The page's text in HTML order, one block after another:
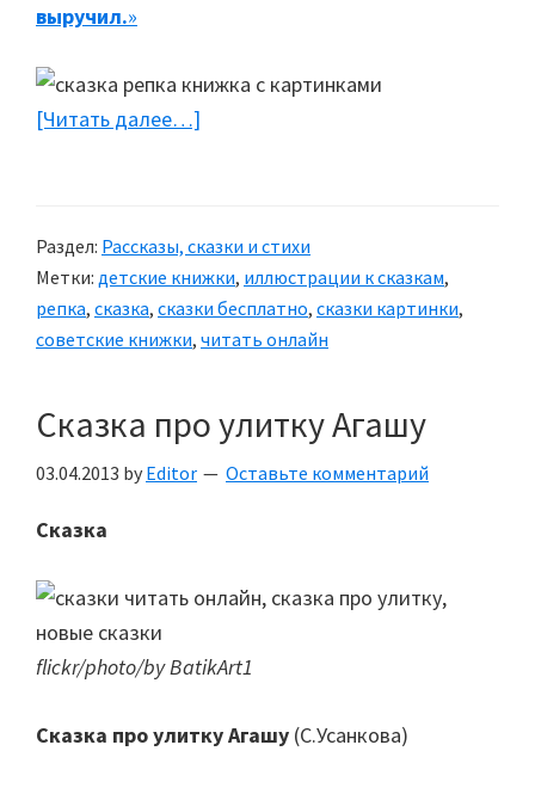
выручил.»
[Читать далее…]
Раздел: Рассказы, сказки и стихи
Метки: детские книжки, иллюстрации к сказкам,
репка, сказка, сказки бесплатно, сказки картинки,
советские книжки, читать онлайн
Сказка про улитку Агашу
03.04.2013 by Editor Оставьте комментарий
Сказка
flickr/photo/by BatikArt1
Сказка про улитку Агашу (С.Усанкова)